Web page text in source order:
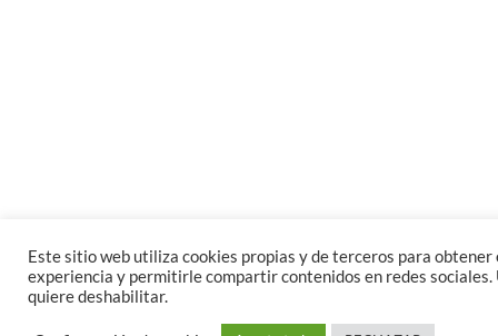
Este sitio web utiliza cookies propias y de terceros para
experiencia y permitirle compartir contenidos en redes
quiere deshabilitar.